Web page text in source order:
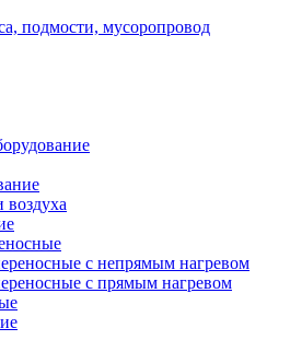
подмости, мусоропровод
воздуха
с непрямым нагревом
с прямым нагревом